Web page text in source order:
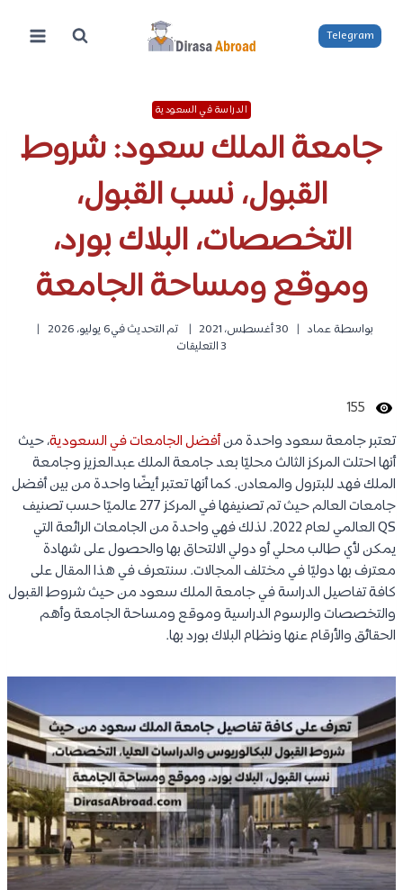
المحتوى
Telegram
الدراسة في السعودية
جامعة الملك سعود: شروط
القبول، نسب القبول،
التخصصات، البلاك بورد،
وموقع ومساحة الجامعة
بواسطة عماد 30 أغسطس، 2021 تم التحديث في6 يوليو، 2026
3 التعليقات
155
تعتبر جامعة سعود واحدة منأفضل الجامعات في السعودية، حيث
أنها احتلت المركز الثالث محليًا بعد جامعة الملك عبدالعزيز وجامعة
الملك فهد للبترول والمعادن. كما أنها تعتبر أيضًا واحدة من بين أفضل
جامعات العالم حيث تم تصنيفها في المركز 277 عالميًا حسب تصنيف
QS العالمي لعام 2022. لذلك فهي واحدة من الجامعات الرائعة التي
يمكن لأي طالب محلي أو دولي الالتحاق بها والحصول على شهادة
معترف بها دوليًا في مختلف المجالات. سنتعرف في هذا المقال على
كافة تفاصيل الدراسة في جامعة الملك سعود من حيث شروط القبول
والتخصصات والرسوم الدراسية وموقع ومساحة الجامعة وأهم
الحقائق والأرقام عنها ونظام البلاك بورد بها.